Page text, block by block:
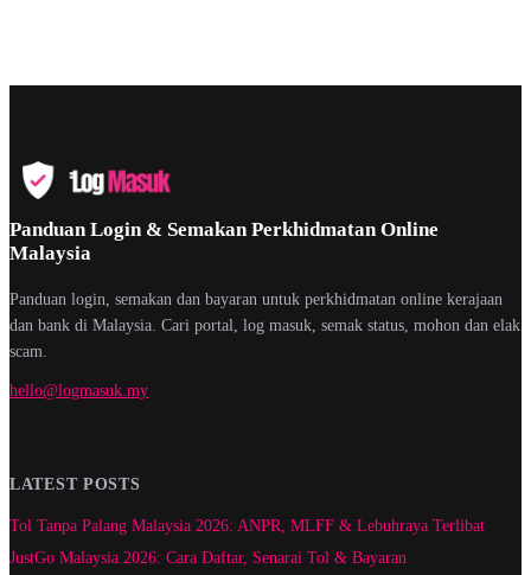
Panduan Login & Semakan Perkhidmatan Online
Malaysia
Panduan login, semakan dan bayaran untuk perkhidmatan online kerajaan
dan bank di Malaysia. Cari portal, log masuk, semak status, mohon dan elak
scam.
hello@logmasuk.my
LATEST POSTS
Tol Tanpa Palang Malaysia 2026: ANPR, MLFF & Lebuhraya Terlibat
JustGo Malaysia 2026: Cara Daftar, Senarai Tol & Bayaran